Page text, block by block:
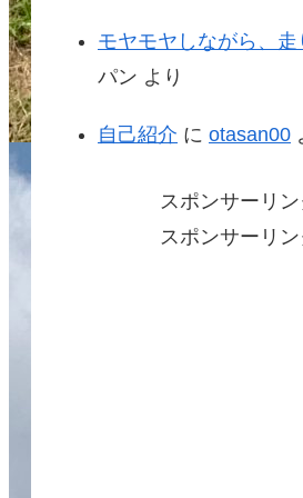
モヤモヤしながら、走
パン より
自己紹介 に otasan00
スポンサーリン
スポンサーリン